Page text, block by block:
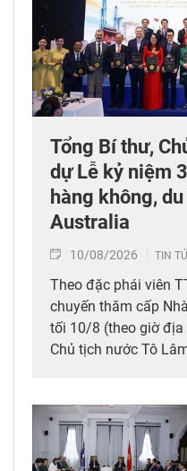
Tổng Bí thư,
dự Lễ kỷ niệm
hàng không,
Australia
10/08/2026 TIN
Theo đặc phái viên
chuyến thăm cấp
tối 10/8 (theo giờ địa
Chủ tịch nước Tô
Tổng Công ty hàng
Airlines).